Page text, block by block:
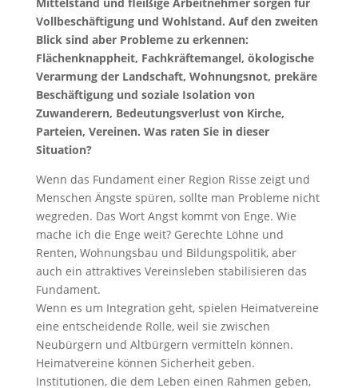
Vollbeschäftigung und Wohlstand. Auf den zweiten
Blick sind aber Probleme zu erkennen:
Flächenknappheit, Fachkräftemangel, ökologische
Verarmung der Landschaft, Wohnungsnot, prekäre
Beschäftigung und soziale Isolation von
Zuwanderern, Bedeutungsverlust von Kirche,
Parteien, Vereinen. Was raten Sie in dieser
Situation?
Wenn das Fundament einer Region Risse zeigt und
Menschen Ängste spüren, sollte man Probleme nicht
wegreden. Das Wort Angst kommt von Enge. Wie
mache ich die Enge weit? Gerechte Löhne und
Renten, Wohnungsbau und Bildungspolitik, aber
auch ein attraktives Vereinsleben stabilisieren das
Fundament.
Wenn es um Integration geht, spielen Heimatvereine
eine entscheidende Rolle, weil sie zwischen
Neubürgern und Altbürgern vermitteln können.
Heimatvereine können Sicherheit geben.
Institutionen, die dem Leben einen Rahmen geben,